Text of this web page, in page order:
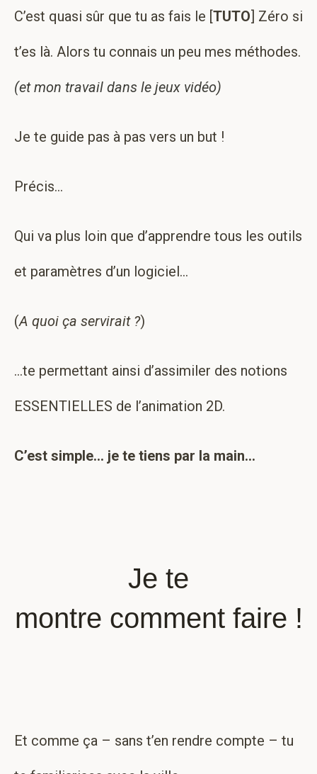
C’est quasi sûr que tu as fais le [TUTO] Zéro si
t’es là. Alors tu connais un peu mes méthodes.
(et mon travail dans le jeux vidéo)
Je te guide pas à pas vers un but !
Précis…
Qui va plus loin que d’apprendre tous les outils
et paramètres d’un logiciel…
(A quoi ça servirait ?)
…te permettant ainsi d’assimiler des notions
ESSENTIELLES de l’animation 2D.
C’est simple… je te tiens par la main…
Je te
montre comment faire !
Et comme ça – sans t’en rendre compte – tu